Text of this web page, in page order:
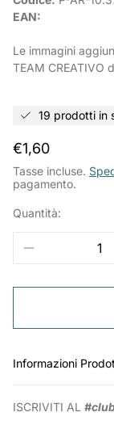
EAN:
Le immagini
TEAM CREATIVO
19 prodotti in
Prezzo
normale
€1,60
Tasse incluse.
pagamento.
Quantità:
Informazioni
ISCRIVITI AL